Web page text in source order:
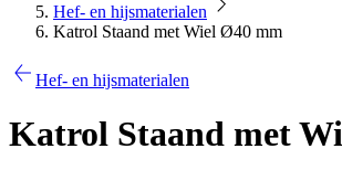
Hef- en hijsmaterialen
Katrol Staand met Wiel Ø40 mm
Hef- en hijsmaterialen
Katrol Staand met